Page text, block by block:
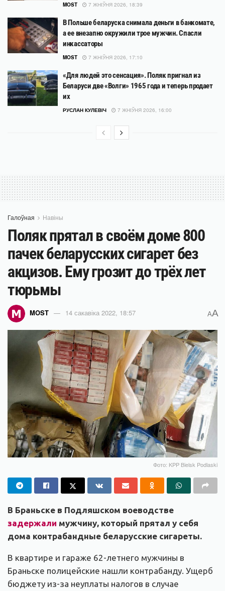
MOST 7 ЖНІЎНЯ 2026, 18:39
В Польше беларуска снимала деньги в банкомате,
а ее внезапно окружили трое мужчин. Спасли
инкассаторы
MOST 7 ЖНІЎНЯ 2026, 17:10
«Для людей это сенсация». Поляк пригнал из
Беларуси две «Волги» 1965 года и теперь продает
их
РУСЛАН КУЛЕВІЧ 7 ЖНІЎНЯ 2026, 16:00
Галоўная Навіны
Поляк прятал в своём доме 800
пачек беларусских сигарет без
акцизов. Ему грозит до трёх лет
тюрьмы
MOST 14 сакавіка 2022, 18:57 AA
Фото: KPP Bielsk Podlaski
В Браньске в Подляшском воеводстве
задержали мужчину, который прятал у себя
дома контрабандные беларусские сигареты.
В квартире и гараже 62-летнего мужчины в
Браньске полицейские нашли контрабанду. Ущерб
бюджету из-за неуплаты налогов в случае